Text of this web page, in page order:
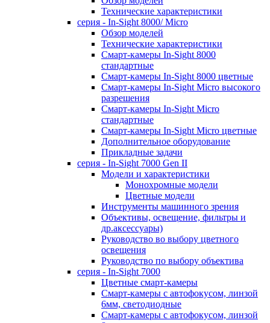
Технические характеристики
серия - In-Sight 8000/ Micro
Обзор моделей
Технические характеристики
Смарт-камеры In-Sight 8000
стандартные
Смарт-камеры In-Sight 8000 цветные
Смарт-камеры In-Sight Micro высокого
разрешения
Cмарт-камеры In-Sight Micro
cтандартные
Cмарт-камеры In-Sight Micro цветные
Дополнительное оборудование
Прикладные задачи
cерия - In-Sight 7000 Gen II
Модели и характеристики
Монохромные модели
Цветные модели
Инструменты машинного зрения
Объективы, освещение, фильтры и
др.аксессуары)
Руководство во выбору цветного
освещения
Руководство по выбору объектива
серия - In-Sight 7000
Цветные смарт-камеры
Смарт-камеры с автофокусом, линзой
6мм, светодиодные
Смарт-камеры с автофокусом, линзой